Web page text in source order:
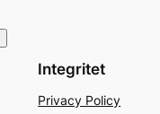
Integritet
Privacy Policy